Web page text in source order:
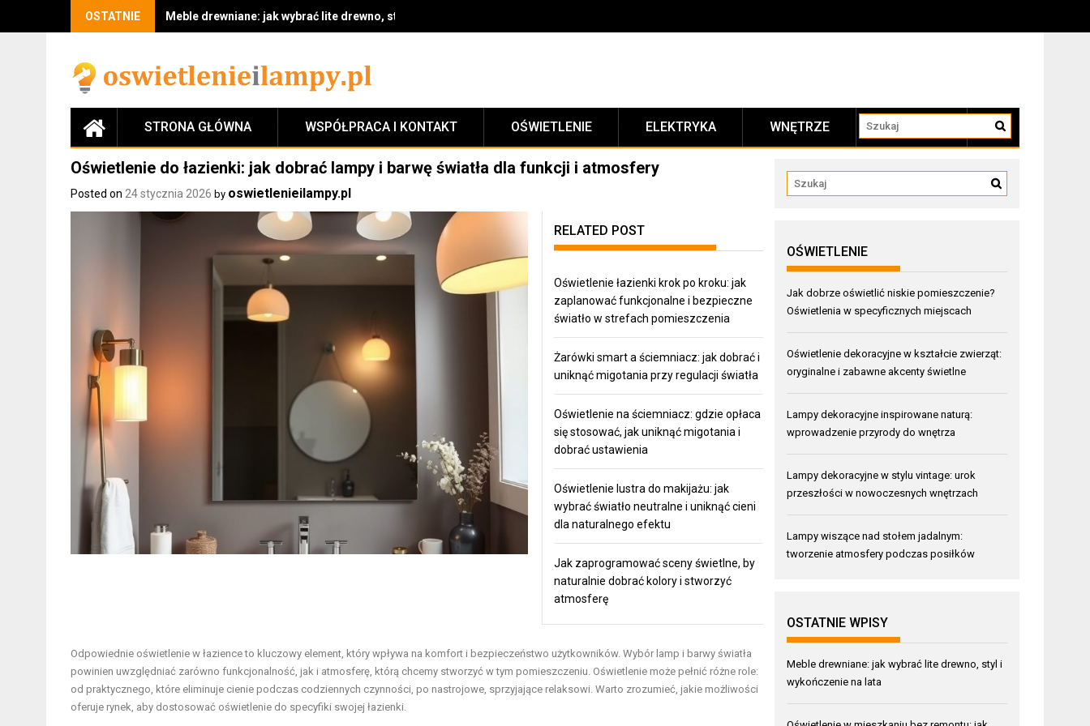
OSTATNIE Meble drewniane: jak wybrać lite drewno, styl i wykończenie na lata
STRONA GŁÓWNA WSPÓŁPRACA I KONTAKT OŚWIETLENIE ELEKTRYKA WNĘTRZE KONTAKT
Oświetlenie do łazienki: jak dobrać lampy i barwę światła dla funkcji i atmosfery
Posted on 24 stycznia 2026 by oswietlenieilampy.pl
RELATED POST
Oświetlenie łazienki krok po kroku: jak
zaplanować funkcjonalne i bezpieczne
światło w strefach pomieszczenia
Żarówki smart a ściemniacz: jak dobrać i
uniknąć migotania przy regulacji światła
Oświetlenie na ściemniacz: gdzie opłaca
się stosować, jak uniknąć migotania i
dobrać ustawienia
Oświetlenie lustra do makijażu: jak
wybrać światło neutralne i uniknąć cieni
dla naturalnego efektu
Jak zaprogramować sceny świetlne, by
naturalnie dobrać kolory i stworzyć
atmosferę
Odpowiednie oświetlenie w łazience to kluczowy element, który wpływa na komfort i bezpieczeństwo użytkowników. Wybór lamp i barwy światła
powinien uwzględniać zarówno funkcjonalność, jak i atmosferę, którą chcemy stworzyć w tym pomieszczeniu. Oświetlenie może pełnić różne role:
od praktycznego, które eliminuje cienie podczas codziennych czynności, po nastrojowe, sprzyjające relaksowi. Warto zrozumieć, jakie możliwości
oferuje rynek, aby dostosować oświetlenie do specyfiki swojej łazienki.
OŚWIETLENIE
Jak dobrze oświetlić niskie pomieszczenie?
Oświetlenia w specyficznych miejscach
Oświetlenie dekoracyjne w kształcie zwierząt:
oryginalne i zabawne akcenty świetlne
Lampy dekoracyjne inspirowane naturą:
wprowadzenie przyrody do wnętrza
Lampy dekoracyjne w stylu vintage: urok
przeszłości w nowoczesnych wnętrzach
Lampy wiszące nad stołem jadalnym:
tworzenie atmosfery podczas posiłków
OSTATNIE WPISY
Meble drewniane: jak wybrać lite drewno, styl i
wykończenie na lata